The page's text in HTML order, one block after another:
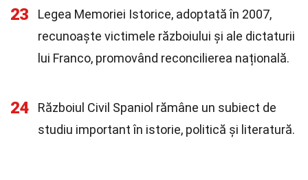
23
Legea Memoriei Istorice, adoptată în 2007,
recunoaște victimele războiului și ale dictaturii
lui Franco, promovând reconcilierea națională.
24
Războiul Civil Spaniol rămâne un subiect de
studiu important în istorie, politică și literatură.